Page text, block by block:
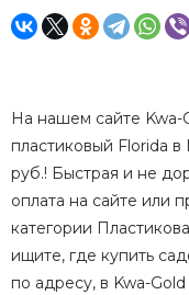
На нашем сайте Kwa-
пластиковый Florida
руб.! Быстрая и не
оплата на сайте или
категории
ищите, где купить
по адресу, в Kwa-